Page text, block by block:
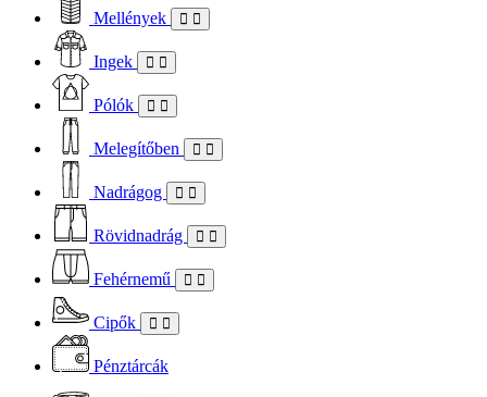
Mellények
Ingek
Pólók
Melegítőben
Nadrágog
Rövidnadrág
Fehérnemű
Cipők
Pénztárcák